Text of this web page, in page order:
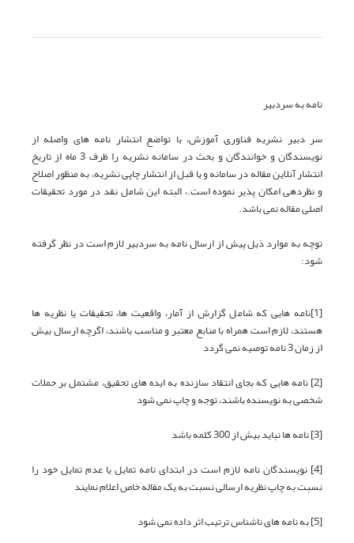
نامه به سردبیر
سر دبیر نشریه فناوری آموزش، با تواضع انتشار نامه های واصله از
نویسندگان و خوانندگان و بحث در سامانه نشریه را ظرف 3 ماه از تاریخ
انتشار آنلاین مقاله در سامانه و یا قبل از انتشار چاپی نشریه، به منظور اصلاح
و نظردهی امکان پذیر نموده است.، البته این شامل نقد در مورد تحقیقات
اصلی مقاله نمی باشد.
توچه به موارد ذیل پیش از ارسال نامه به سردبیر لازم است در نظر گرفته
شود:
[1]نامه هایی که شامل گزارش از آمار، واقعیت ها، تحقیقات یا نظریه ها
هستند، لازم است همراه با منابع معتبر و مناسب باشند، اگرچه ارسال بیش
از زمان 3 نامه توصیه نمی گردد
[2] نامه هایی که بجای انتقاد سازنده به ایده های تحقیق، مشتمل بر حملات
شخصی به نویسنده باشند، توجه و چاپ نمی شود
[3] نامه ها نباید بیش از 300 کلمه باشد
[4] نویسندگان نامه لازم است در ابتدای نامه تمایل یا عدم تمایل خود را
نسبت به چاپ نظریه ارسالی نسبت به یک مقاله خاص اعلام نمایند
[5] به نامه های ناشناس ترتیب اثر داده نمی شود